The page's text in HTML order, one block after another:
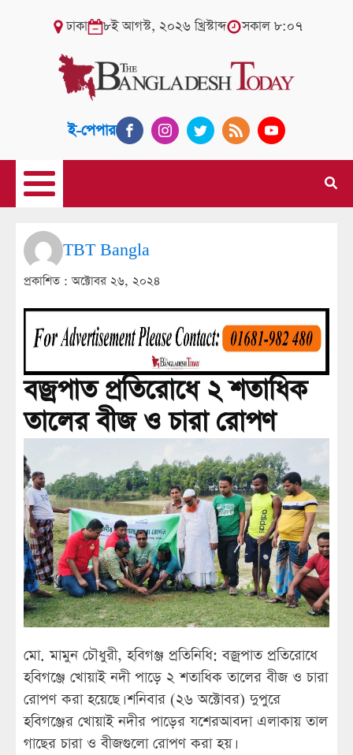
ঢাকা ৮ই আগস্ট, ২০২৬ খ্রিস্টাব্দ সকাল ৮:০৭
ই-পেপার
TBT Bangla
প্রকাশিত :অক্টোবর ২৬, ২০২৪
বজ্রপাত প্রতিরোধে ২ শতাধিক
তালের বীজ ও চারা রোপণ
মো. মামুন চৌধুরী, হবিগঞ্জ প্রতিনিধি: বজ্রপাত প্রতিরোধে
হবিগঞ্জে খোয়াই নদী পাড়ে ২ শতাধিক তালের বীজ ও চারা
রোপণ করা হয়েছে। শনিবার (২৬ অক্টোবর) দুপুরে
হবিগঞ্জের খোয়াই নদীর পাড়ের যশেরআবদা এলাকায় তাল
গাছের চারা ও বীজগুলো রোপণ করা হয়।